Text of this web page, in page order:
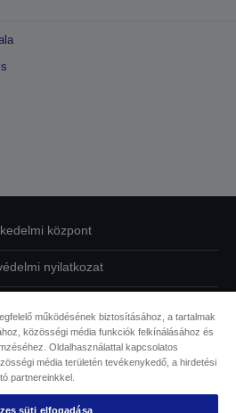
központ
nyilatkozat
információk
működésének biztosításához, a tartalmak
közösségi média funkciók felkínálásához és
Oldalhasználattal kapcsolatos
média területén tevékenykedő, a hirdetési
partnereinkkel.
süti elfogadása